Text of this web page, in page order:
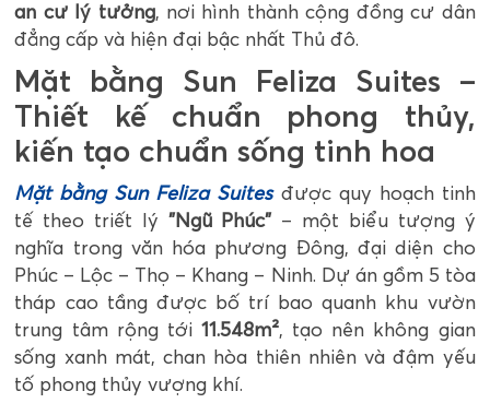
an cư lý tưởng, nơi hình thành cộng đồng cư dân
đẳng cấp và hiện đại bậc nhất Thủ đô.
Mặt bằng Sun Feliza Suites –
Thiết kế chuẩn phong thủy,
kiến tạo chuẩn sống tinh hoa
Mặt bằng Sun Feliza Suitesđược quy hoạch tinh
tế theo triết lý "Ngũ Phúc" – một biểu tượng ý
nghĩa trong văn hóa phương Đông, đại diện cho
Phúc – Lộc – Thọ – Khang – Ninh. Dự án gồm 5 tòa
tháp cao tầng được bố trí bao quanh khu vườn
trung tâm rộng tới 11.548m², tạo nên không gian
sống xanh mát, chan hòa thiên nhiên và đậm yếu
tố phong thủy vượng khí.